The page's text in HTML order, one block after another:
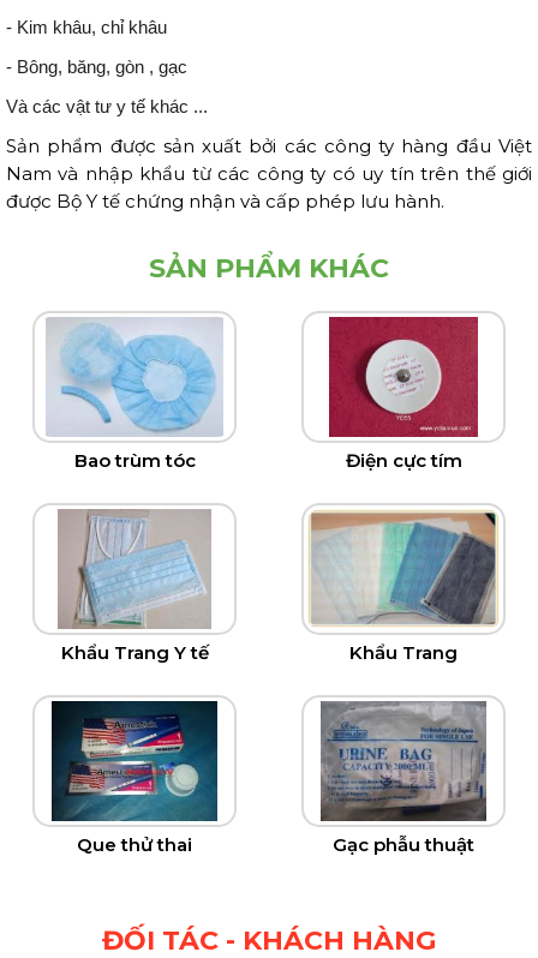
- Kim khâu, chỉ khâu
- Bông, băng, gòn , gạc
Và các vật tư y tế khác ...
Sản phẩm được sản xuất bởi các công ty hàng đầu Việt
Nam và nhập khẩu từ các công ty có uy tín trên thế giới
được Bộ Y tế chứng nhận và cấp phép lưu hành.
SẢN PHẨM KHÁC
Bao trùm tóc Điện cực tím
Khẩu Trang Y tế Khẩu Trang
Que thử thai Gạc phẫu thuật
ĐỐI TÁC - KHÁCH HÀNG